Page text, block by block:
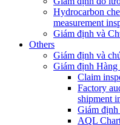
Hydrocarbon
measurement
Giám định và
Others
Giám định và
Giám định Hàng
Claim
Factory
shipment
Giám định
AQL